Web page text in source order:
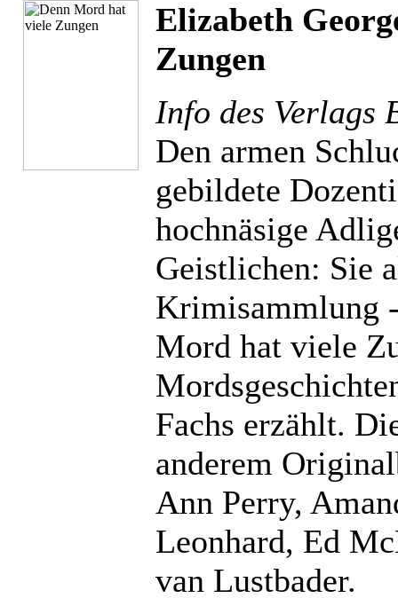
Elizabeth
Zungen
Info des Verlags
Den armen
gebildete
hochnäsige
Geistlichen: Sie
Krimisammlung
Mord hat viele
Fachs erzählt.
anderem
Ann Perry,
Leonhard, Ed
van Lustbader.